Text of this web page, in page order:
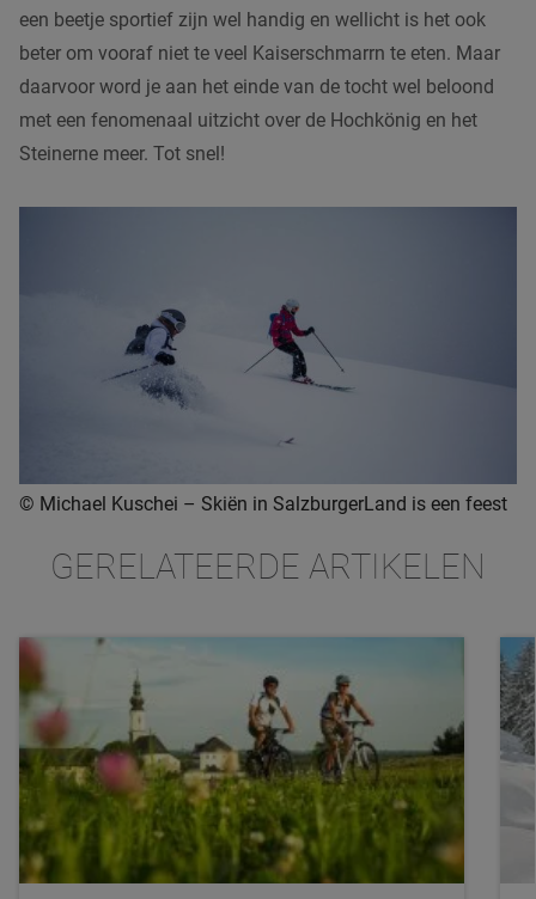
een beetje sportief zijn wel handig en wellicht is het ook
beter om vooraf niet te veel Kaiserschmarrn te eten. Maar
daarvoor word je aan het einde van de tocht wel beloond
met een fenomenaal uitzicht over de Hochkönig en het
Steinerne meer. Tot snel!
© Michael Kuschei – Skiën in SalzburgerLand is een feest
GERELATEERDE ARTIKELEN